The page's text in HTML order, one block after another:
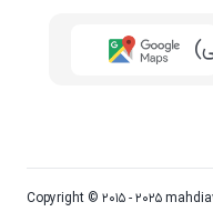
Copyright © 2015 - 2025